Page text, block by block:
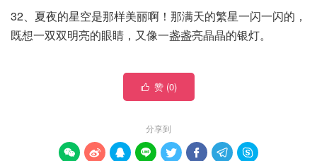
32、夏夜的星空是那样美丽啊！那满天的繁星一闪一闪的，
既想一双双明亮的眼睛，又像一盏盏亮晶晶的银灯。
 赞 (0)
分享到
       